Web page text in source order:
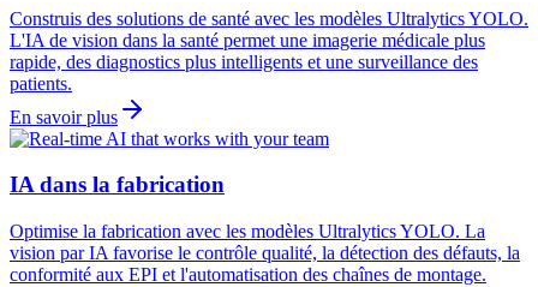
Construis des solutions de santé avec les modèles Ultralytics YOLO.
L'IA de vision dans la santé permet une imagerie médicale plus
rapide, des diagnostics plus intelligents et une surveillance des
patients.
En savoir plus
IA dans la fabrication
Optimise la fabrication avec les modèles Ultralytics YOLO. La
vision par IA favorise le contrôle qualité, la détection des défauts, la
conformité aux EPI et l'automatisation des chaînes de montage.